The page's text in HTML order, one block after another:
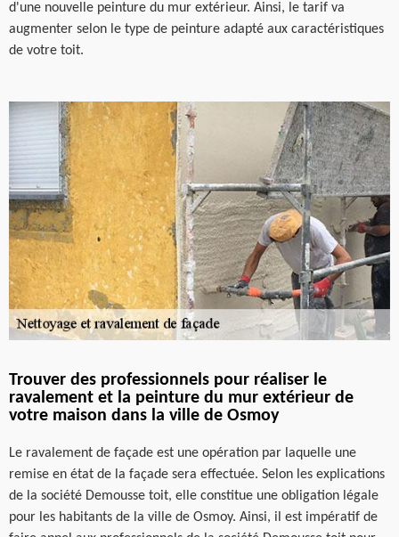
d'une nouvelle peinture du mur extérieur. Ainsi, le tarif va
augmenter selon le type de peinture adapté aux caractéristiques
de votre toit.
Trouver des professionnels pour réaliser le
ravalement et la peinture du mur extérieur de
votre maison dans la ville de Osmoy
Le ravalement de façade est une opération par laquelle une
remise en état de la façade sera effectuée. Selon les explications
de la société Demousse toit, elle constitue une obligation légale
pour les habitants de la ville de Osmoy. Ainsi, il est impératif de